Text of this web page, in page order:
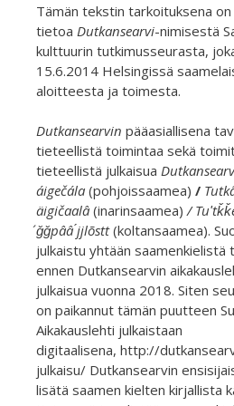
Tämän tekstin tarkoituksena on
tietoa Dutkansearvi-nimisestä
kulttuurin tutkimusseurasta,
15.6.2014 Helsingissä
aloitteesta ja toimesta.
Dutkansearvin pääasiallisena
tieteellistä toimintaa sekä
tieteellistä julkaisua
áigečála (pohjoissaamea) /
äigičaalâ (inarinsaamea)/
́ǧǧpââ ́jjlõstt(koltansaamea).
julkaistu yhtään saamenkielistä
ennen Dutkansearvin
julkaisua vuonna 2018. Siten
on paikannut tämän puutteen
Aikakauslehti julkaistaan
digitaalisena, http://
julkaisu/ Dutkansearvin
lisätä saamen kielten kirjallista